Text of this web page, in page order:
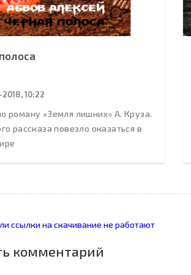
10:22
роману «Земля лишних» А. Круза.
рассказа повезло оказаться в
ссылки на скачивание не работают
комментарий